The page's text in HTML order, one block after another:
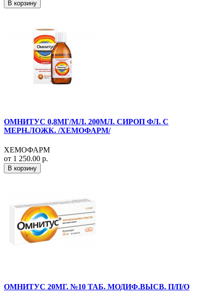
В корзину
ОМНИТУС 0,8МГ/МЛ. 200МЛ. СИРОП ФЛ. С
МЕРН.ЛОЖК. /ХЕМОФАРМ/
ХЕМОФАРМ
от 1 250.00 р.
В корзину
ОМНИТУС 20МГ. №10 ТАБ. МОДИФ.ВЫСВ. П/П/О